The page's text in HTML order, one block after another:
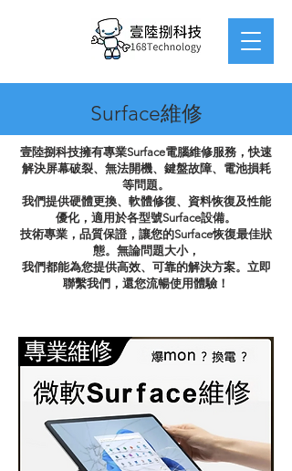
Surface維修
壹陸捌科技擁有專業Surface電腦維修服務，快速
解決屏幕破裂、無法開機、鍵盤故障、電池損耗
等問題。
我們提供硬體更換、軟體修復、資料恢復及性能
優化，適用於各型號Surface設備。
技術專業，品質保證，讓您的Surface恢復最佳狀
態。無論問題大小，
我們都能為您提供高效、可靠的解決方案。立即
聯繫我們，還您流暢使用體驗！